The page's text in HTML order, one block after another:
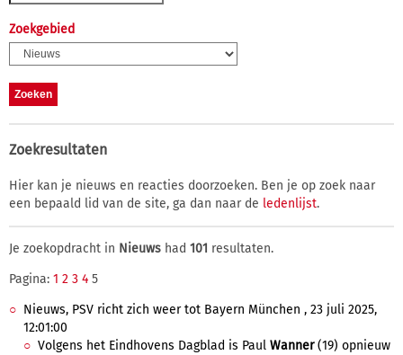
Zoekgebied
Zoekresultaten
Hier kan je nieuws en reacties doorzoeken. Ben je op zoek naar
een bepaald lid van de site, ga dan naar de ledenlijst.
Je zoekopdracht in Nieuws had 101 resultaten.
Pagina: 1 2 3 4 5
Nieuws, PSV richt zich weer tot Bayern München , 23 juli 2025,
12:01:00
Volgens het Eindhovens Dagblad is Paul Wanner(19) opnieuw